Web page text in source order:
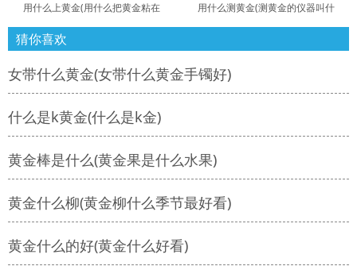
用什么上黄金(用什么把黄金粘在 用什么测黄金(测黄金的仪器叫什
猜你喜欢
女带什么黄金(女带什么黄金手镯好)
什么是k黄金(什么是k金)
黄金棒是什么(黄金果是什么水果)
黄金什么柳(黄金柳什么季节最好看)
黄金什么的好(黄金什么好看)